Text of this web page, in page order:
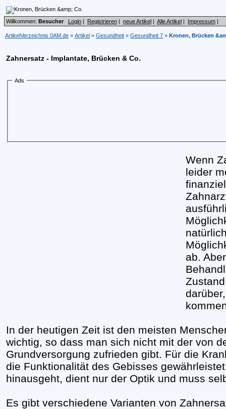
Willkommen: Besucher Login | Registrieren | neue Artikel | Alle Artikel | Impressum |
ArtikelVerzeichnis 0AM.de » Artikel » Gesundheit » Gesundheit 7 » Kronen, Brücken
Zahnersatz - Implantate, Brücken & Co.
Ads
Wenn
leider
ab.
In der heutigen Zeit ist den meisten
wichtig, so dass man sich nicht mit der von
Grundversorgung zufrieden gibt. Für die
die Funktionalität des Gebisses
hinausgeht, dient nur der Optik und muss
Es gibt verschiedene Varianten von